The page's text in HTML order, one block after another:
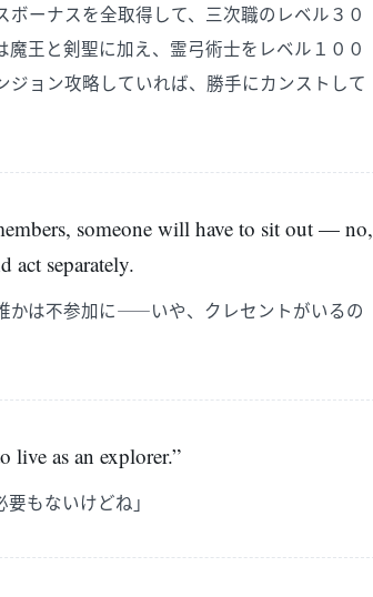
ーナスを全取得して、三次職のレベル３０
王と剣聖に加え、霊弓術士をレベル１００
ョン攻略していれば、勝手にカンストして
someone will have to sit out — no,
act separately.
かは不参加に――いや、クレセントがいるの
live as an explorer.”
もないけどね」